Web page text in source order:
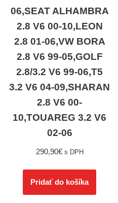
06,SEAT ALHAMBRA
2.8 V6 00-10,LEON
2.8 01-06,VW BORA
2.8 V6 99-05,GOLF
2.8/3.2 V6 99-06,T5
3.2 V6 04-09,SHARAN
2.8 V6 00-
10,TOUAREG 3.2 V6
02-06
290,90€ s DPH
Pridať do košíka